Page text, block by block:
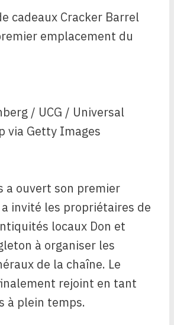
cadeaux Cracker Barrel
emplacement du
/ UCG / Universal
via Getty Images
a ouvert son premier
invité les propriétaires de
locaux Don et
à organiser les
de la chaîne. Le
rejoint en tant
à plein temps.